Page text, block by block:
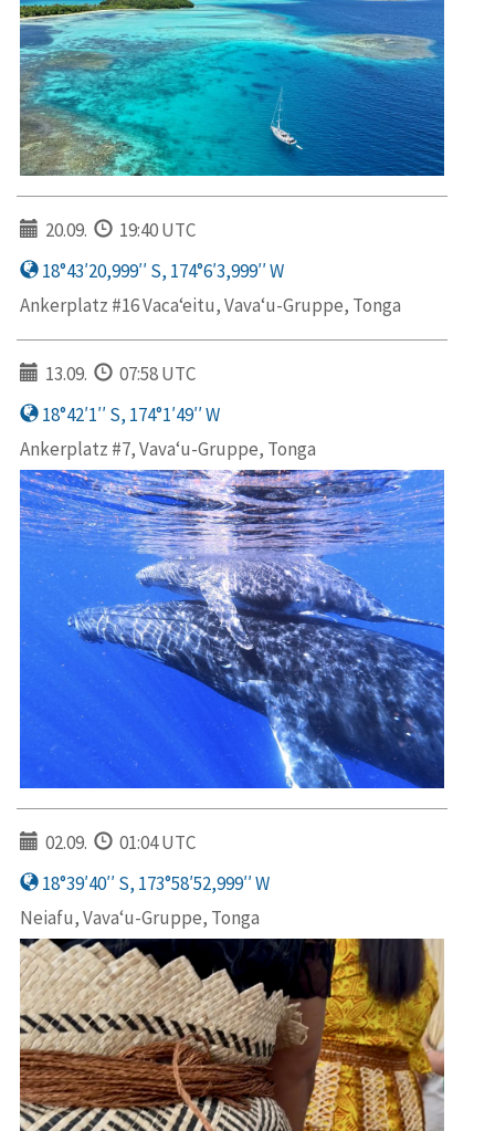
20.09.
19:40 UTC
18°43′20,999′′ S, 174°6′3,999′′ W
Ankerplatz #16 Vaca‘eitu, Vava‘u-Gruppe, Tonga
13.09.
07:58 UTC
18°42′1′′ S, 174°1′49′′ W
Ankerplatz #7, Vava‘u-Gruppe, Tonga
02.09.
01:04 UTC
18°39′40′′ S, 173°58′52,999′′ W
Neiafu, Vava‘u-Gruppe, Tonga